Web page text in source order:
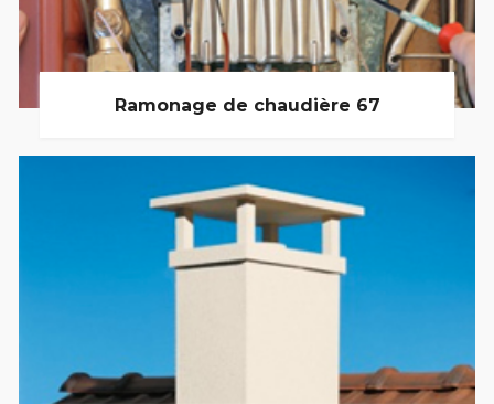
Ramonage de chaudière 67